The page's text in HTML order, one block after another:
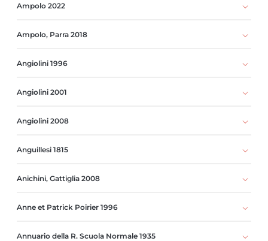
Ampolo 2022
Ampolo, Parra 2018
Angiolini 1996
Angiolini 2001
Angiolini 2008
Anguillesi 1815
Anichini, Gattiglia 2008
Anne et Patrick Poirier 1996
Annuario della R. Scuola Normale 1935